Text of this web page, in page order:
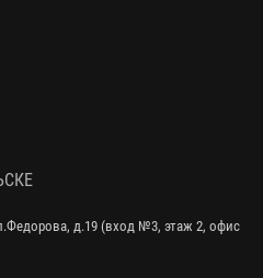
д.19 (вход №3, этаж 2, офис